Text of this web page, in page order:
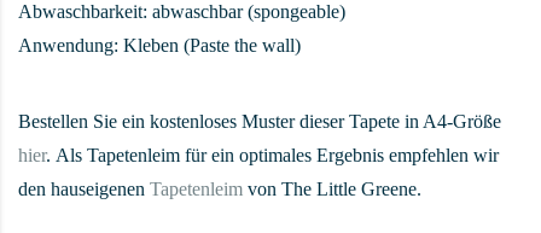
Abwaschbarkeit: abwaschbar (spongeable)
Anwendung: Kleben (Paste the wall)
Bestellen Sie ein kostenloses Muster dieser Tapete in A4-Größe
hier. Als Tapetenleim für ein optimales Ergebnis empfehlen wir
den hauseigenen Tapetenleim von The Little Greene.